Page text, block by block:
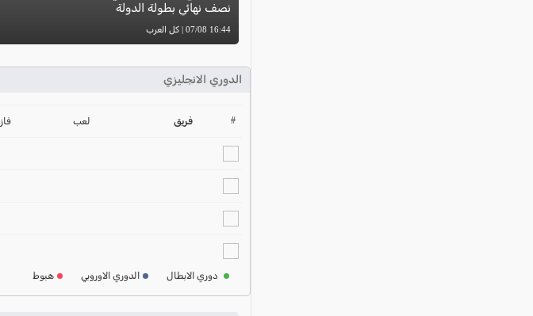
نصف نهائي بطولة الدولة
16:44 07/08 | كل العرب
الدوري الانجليزي
# فريق لعب فاز
دوري الابطال الدوري الاوروبي هبوط